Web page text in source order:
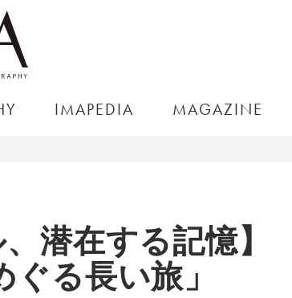
IMAPEDIA MAGAZINE
潜在する記憶】
ぐる長い旅」